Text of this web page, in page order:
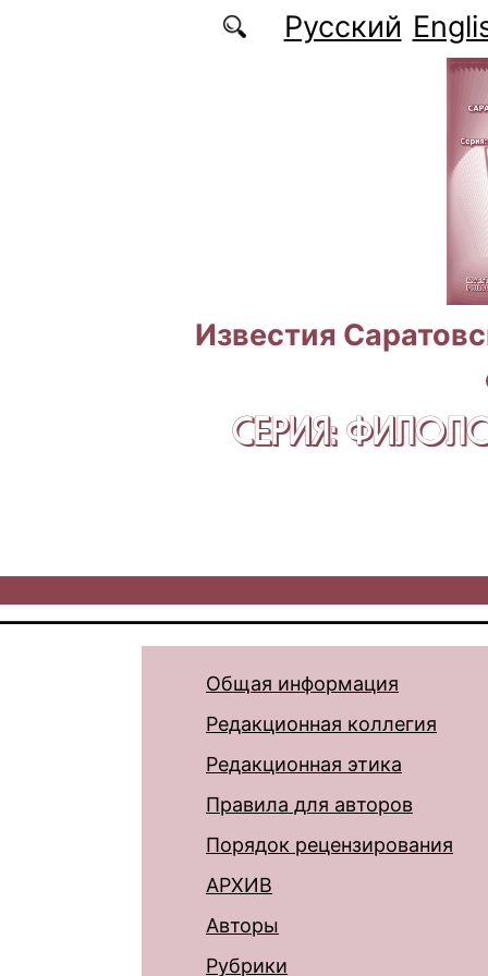
Перейти к основному содержаниюРусский
Известия
СЕРИЯ:
Общая информация
Редакционная коллегия
Редакционная этика
Правила для авторов
Порядок рецензирования
АРХИВ
Авторы
Рубрики